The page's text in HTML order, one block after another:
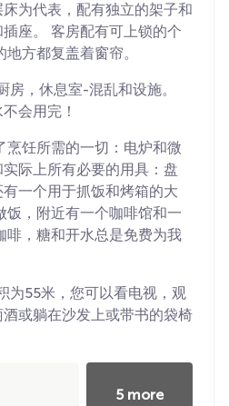
为代表，配有独立的架子和
座。 客房配有可上锁的个
方都复盖着窗帘。
，休息室-混乱和设施。
会用完！
烹饪所需的一切：电炉和微
际上所有必要的用具：盘
一个用于抓饭和烤箱的大
饭，附近有一个咖啡馆和一
啡，糖和开水总是免费为我
为55米，您可以看电视，观
或躺在沙发上或带书的袋椅
5 more